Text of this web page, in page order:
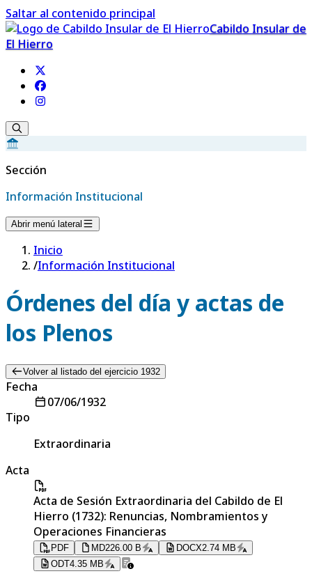
Saltar al contenido principal
Cabildo Insular de
El Hierro
Sección
Información Institucional
Abrir menú lateral
Inicio
/Información Institucional
Órdenes del día y actas de
los Plenos
Volver al listado del ejercicio 1932
Fecha
07/06/1932
Tipo
Extraordinaria
Acta
Acta de Sesión Extraordinaria del Cabildo de El
Hierro (1732): Renuncias, Nombramientos y
Operaciones Financieras
PDF MD226.00 B DOCX2.74 MB
ODT4.35 MB